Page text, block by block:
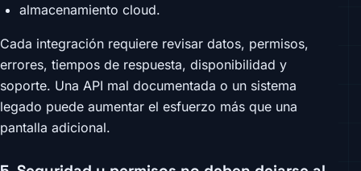
almacenamiento cloud.
Cada integración requiere revisar datos, permisos,
errores, tiempos de respuesta, disponibilidad y
soporte. Una API mal documentada o un sistema
legado puede aumentar el esfuerzo más que una
pantalla adicional.